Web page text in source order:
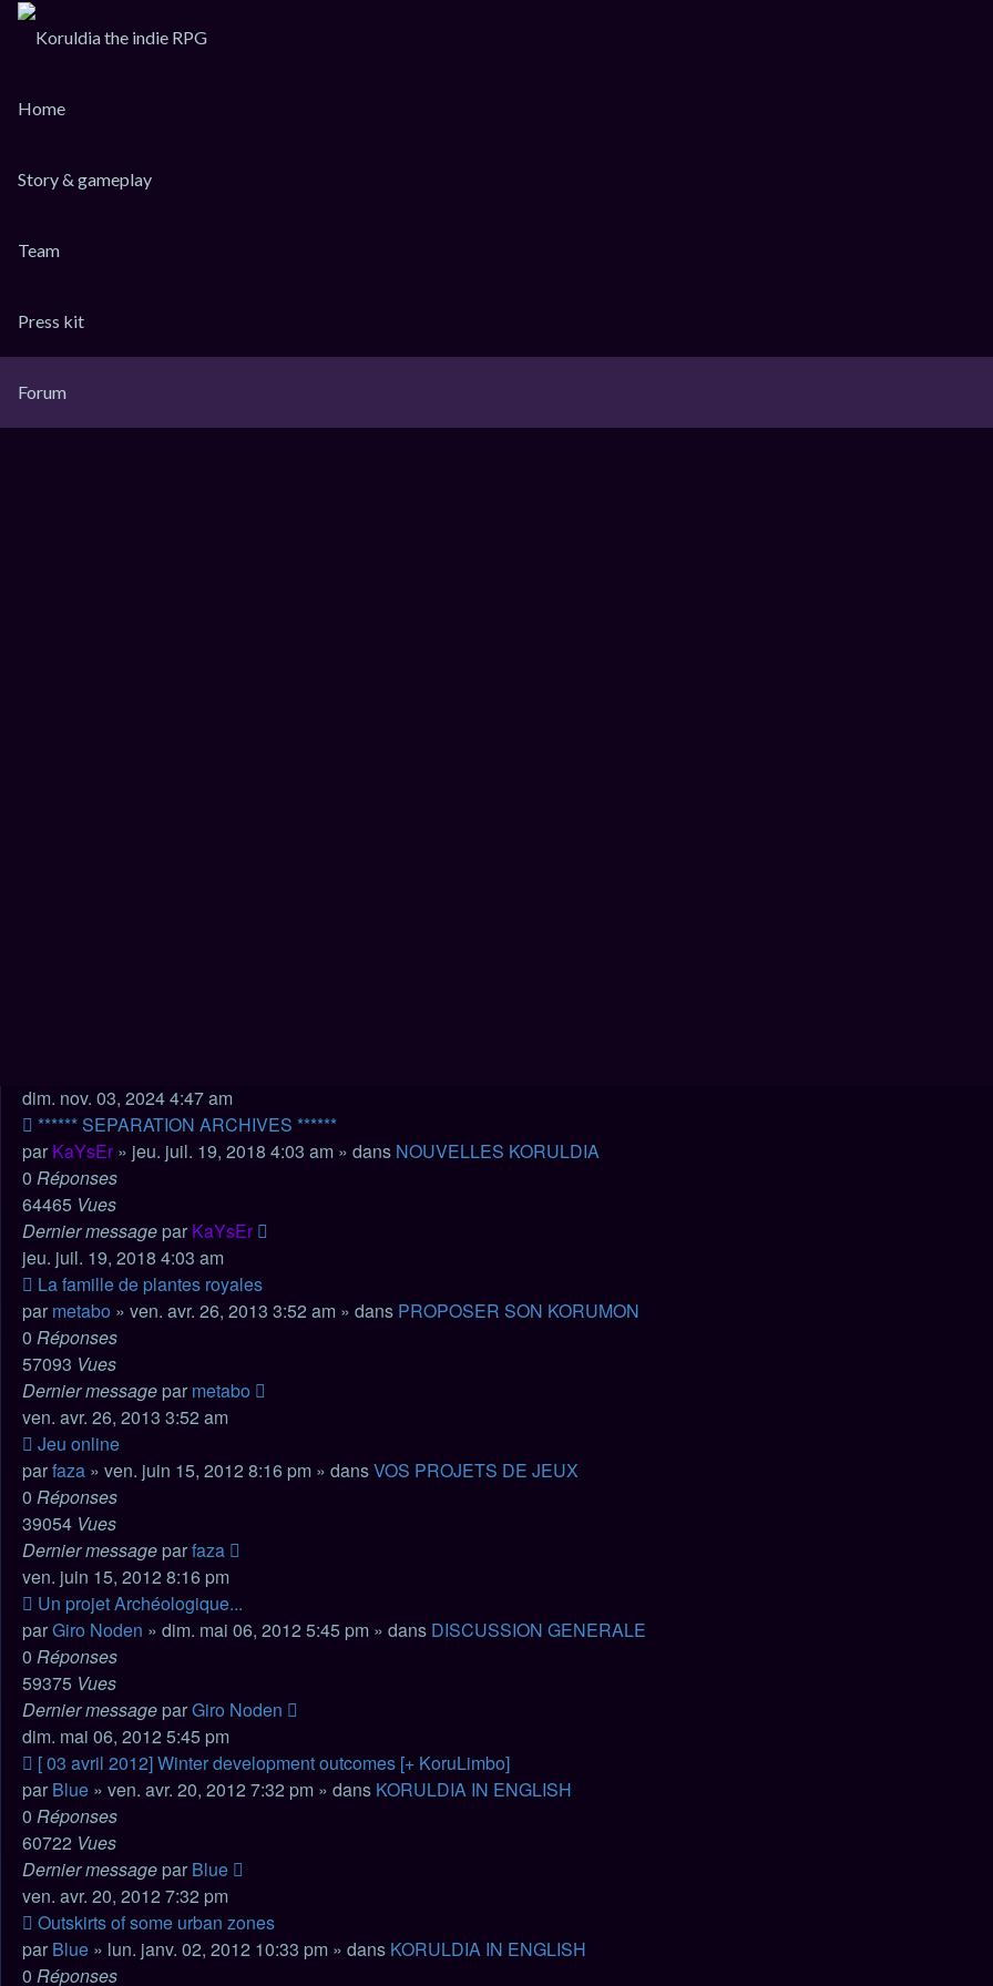
Home
Story & gameplay
Team
Press kit
Forum
Dev-Forum Koruldia Heritage / RPG Making.
Accéder au contenu
dim. nov. 03, 2024 4:47 am
Nouveau
message
****** SEPARATION ARCHIVES ******
par KaYsEr» jeu. juil. 19, 2018 4:03 am » dans NOUVELLES KORULDIA
0 Réponses
64465 Vues
Dernier message par KaYsEr
jeu. juil. 19, 2018 4:03 am
Nouveau
message
La famille de plantes royales
par metabo » ven. avr. 26, 2013 3:52 am » dans PROPOSER SON KORUMON
0 Réponses
57093 Vues
Dernier message par metabo
ven. avr. 26, 2013 3:52 am
Nouveau
message
Jeu online
parfaza » ven. juin 15, 2012 8:16 pm » dansVOS PROJETS DE JEUX
0 Réponses
39054 Vues
Dernier message parfaza
ven. juin 15, 2012 8:16 pm
Nouveau
message
Un projet Archéologique...
parGiro Noden » dim. mai 06, 2012 5:45 pm » dans DISCUSSION GENERALE
0 Réponses
59375 Vues
Dernier message parGiro Noden
dim. mai 06, 2012 5:45 pm
Nouveau
message
[ 03 avril 2012] Winter development outcomes [+ KoruLimbo]
par Blue » ven. avr. 20, 2012 7:32 pm » dans KORULDIA IN ENGLISH
0 Réponses
60722 Vues
Dernier message par Blue
ven. avr. 20, 2012 7:32 pm
Nouveau
message
Outskirts of some urban zones
par Blue » lun. janv. 02, 2012 10:33 pm » dans KORULDIA IN ENGLISH
0 Réponses